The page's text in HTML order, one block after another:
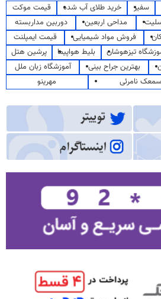
سفیر خرید طلای آب شده
قیمت موکت
مداحی اربعین
دوربین مداربسته
فروش مواد شیمیایی
قیمت ایمپلنت
تیزهوشان بلیط هواپیما
پرشین هتل
بهترین جراح بینی
آموزشگاه زبان ملل
نامرئی
مهرینو